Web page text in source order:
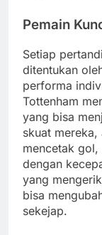
Pemain
Setiap
ditentukan
performa
Tottenham
yang bisa
skuat
mencetak gol,
dengan
yang
bisa
sekejap.